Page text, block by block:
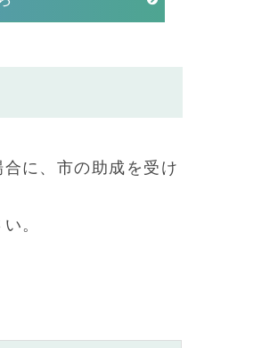
に、市の助成を受け
。